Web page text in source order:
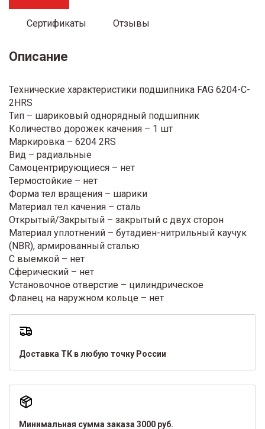
Сертификаты Отзывы
Описание
Технические характеристики подшипника FAG 6204-C-
2HRS
Тип – шариковый однорядный подшипник
Количество дорожек качения – 1 шт
Маркировка – 6204 2RS
Вид – радиальные
Самоцентрирующиеся – нет
Термостойкие – нет
Форма тел вращения – шарики
Материал тел качения – сталь
Открытый/Закрытый – закрытый с двух сторон
Материал уплотнений – бутадиен-нитрильный каучук
(NBR), армированный сталью
С выемкой – нет
Сферический – нет
Установочное отверстие – цилиндрическое
Фланец на наружном кольце – нет
Доставка ТК в любую точку России
Минимальная сумма заказа 3000 руб.